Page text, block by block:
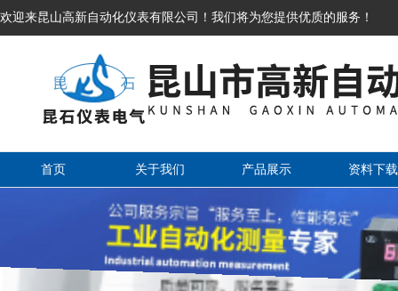
欢迎来昆山高新自动化仪表有限公司！我们将为您提供优质的服务！
首页 关于我们 产品展示 资料下载